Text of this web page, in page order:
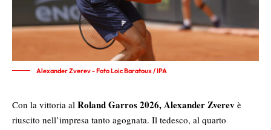
Alexander Zverev - Foto Loic Baratoux / IPA
Con la vittoria al Roland Garros 2026,Alexander Zverev è
riuscito nell’impresa tanto agognata. Il tedesco, al quarto